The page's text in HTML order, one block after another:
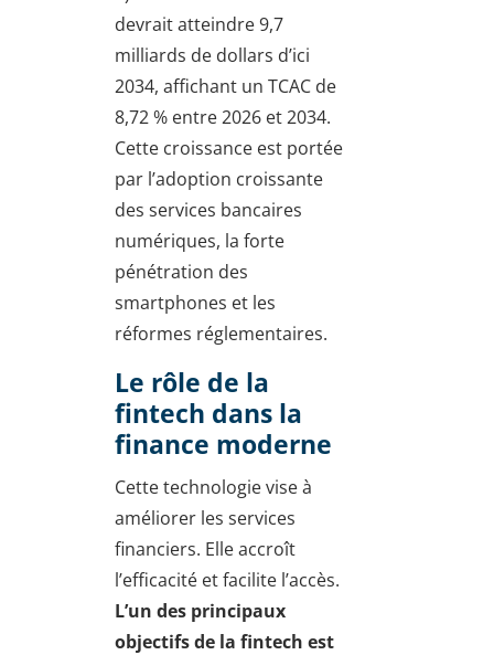
devrait atteindre 9,7
milliards de dollars d’ici
2034, affichant un TCAC de
8,72 % entre 2026 et 2034.
Cette croissance est portée
par l’adoption croissante
des services bancaires
numériques, la forte
pénétration des
smartphones et les
réformes réglementaires.
Le rôle de la
fintech dans la
finance moderne
Cette technologie vise à
améliorer les services
financiers. Elle accroît
l’efficacité et facilite l’accès.
L’un des principaux
objectifs de la fintech est